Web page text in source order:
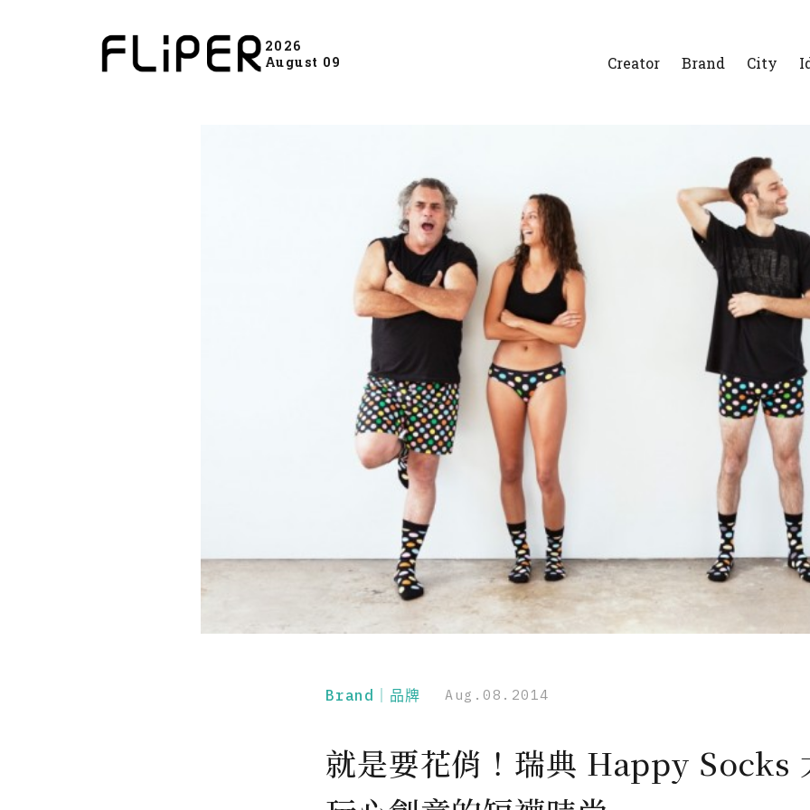
2026
August 09
Creator Brand City
Brand｜品牌 Aug.08.2014
就是要花俏！瑞典 Happy Socks